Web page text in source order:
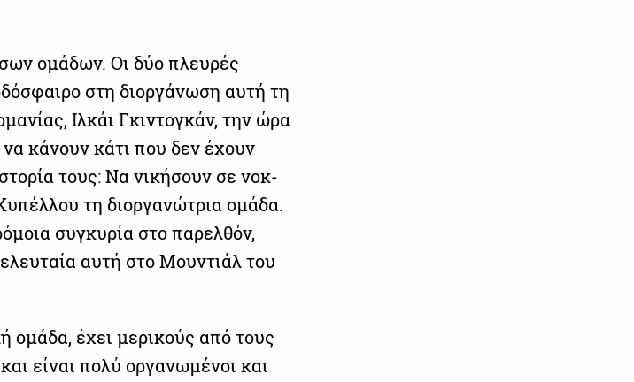
ομάδων. Οι δύο πλευρές
στη διοργάνωση αυτή τη
Ιλκάι Γκιντογκάν, την ώρα
κάνουν κάτι που δεν έχουν
τους: Να νικήσουν σε νοκ-
τη διοργανώτρια ομάδα.
συγκυρία στο παρελθόν,
αυτή στο Μουντιάλ του
ομάδα, έχει μερικούς από τους
είναι πολύ οργανωμένοι και